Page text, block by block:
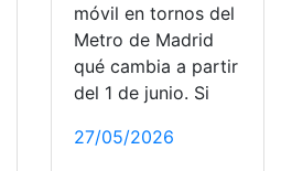
móvil en tornos del
Metro de Madrid
qué cambia a partir
del 1 de junio. Si
27/05/2026